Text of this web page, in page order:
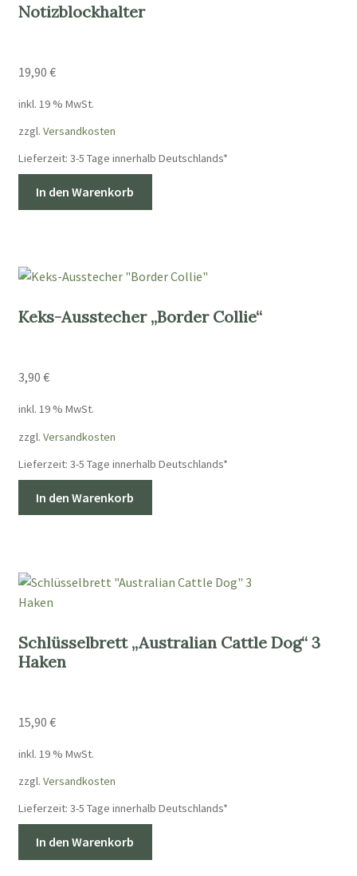
Notizblockhalter
19,90 €
inkl. 19 % MwSt.
zzgl. Versandkosten
Lieferzeit: 3-5 Tage innerhalb Deutschlands*
In den Warenkorb
Keks-Ausstecher „Border Collie“
3,90 €
inkl. 19 % MwSt.
zzgl. Versandkosten
Lieferzeit: 3-5 Tage innerhalb Deutschlands*
In den Warenkorb
Schlüsselbrett „Australian Cattle Dog“ 3
Haken
15,90 €
inkl. 19 % MwSt.
zzgl. Versandkosten
Lieferzeit: 3-5 Tage innerhalb Deutschlands*
In den Warenkorb